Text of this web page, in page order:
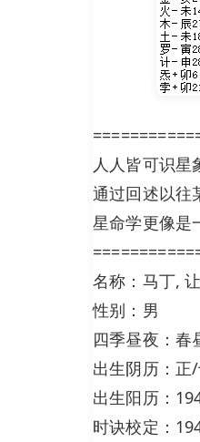
人人皆可识星
通过回述以往
星命学更像是
名称：马丁,
性别：男
四季昼夜：春
出生阴历：正
出生阳历：
时诀校定：